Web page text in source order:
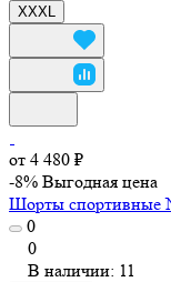
XXXL
от 4 480 ₽
-8% Выгодная цена
Шорты спортивные
0
0
В наличии: 11